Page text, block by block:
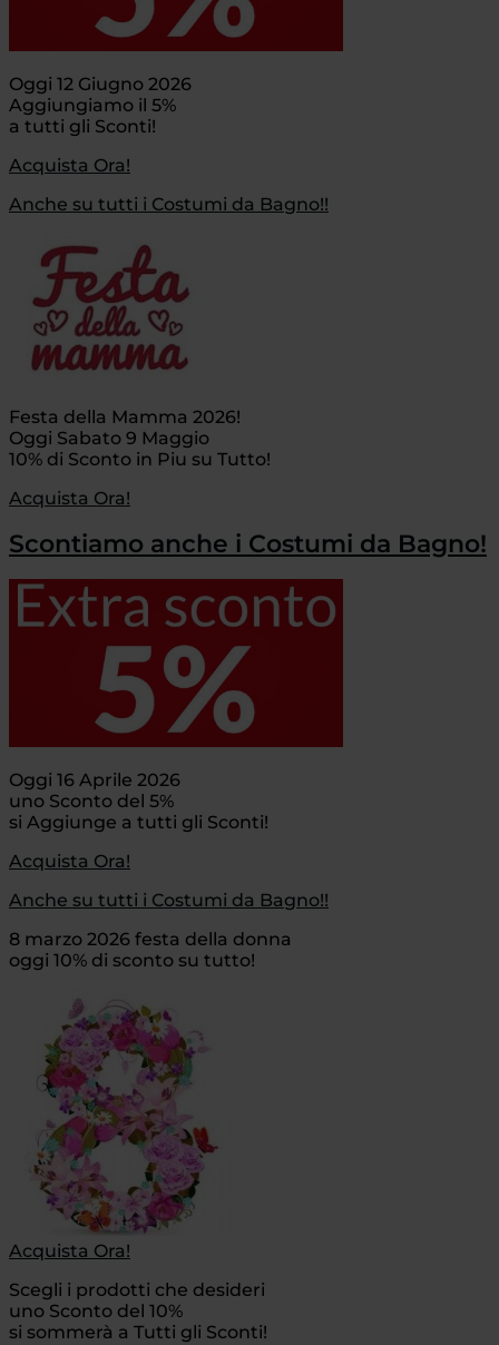
Oggi 12 Giugno 2026
Aggiungiamo il 5%
a tutti gli Sconti!
Acquista Ora!
Anche su tutti i Costumi da Bagno!!
Festa della Mamma 2026!
Oggi Sabato 9 Maggio
10% di Sconto in Piu su Tutto!
Acquista Ora!
Scontiamo anche i Costumi da Bagno!
Oggi 16 Aprile 2026
uno Sconto del 5%
si Aggiunge a tutti gli Sconti!
Acquista Ora!
Anche su tutti i Costumi da Bagno!!
8 marzo 2026 festa della donna
oggi 10% di sconto su tutto!
Acquista Ora!
Scegli i prodotti che desideri
uno Sconto del 10%
si sommerà a Tutti gli Sconti!